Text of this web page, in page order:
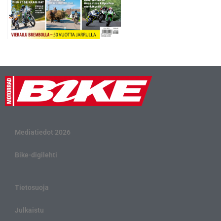
Mediatiedot 2026
Bike-digilehti
Tietosuoja
Julkaistu